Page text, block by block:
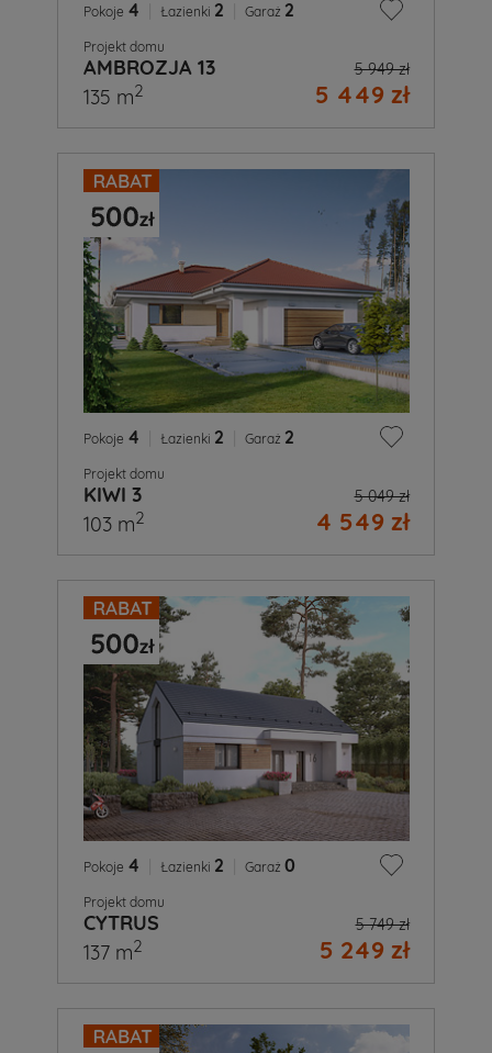
Pokoje 4 Łazienki 2 Garaż 2
Projekt domu
AMBROZJA 13 5 949 zł
5 449 zł
135 m2
Pokoje 4 Łazienki 2 Garaż 2
Projekt domu
KIWI 3 5 049 zł
4 549 zł
103 m2
Pokoje 4 Łazienki 2 Garaż 0
Projekt domu
CYTRUS 5 749 zł
5 249 zł
137 m2